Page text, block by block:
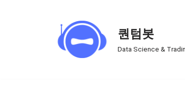
퀀텀봇
Data Science &